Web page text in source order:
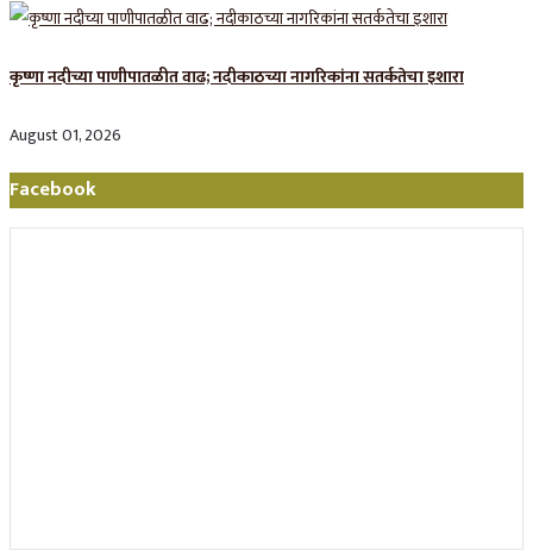
कृष्णा नदीच्या पाणीपातळीत वाढ; नदीकाठच्या नागरिकांना सतर्कतेचा इशारा
August 01, 2026
Facebook